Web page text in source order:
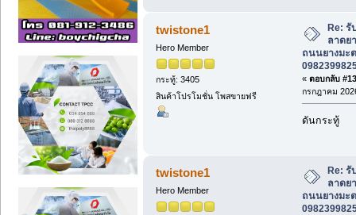
twistone1
Hero Member
กระทู้: 3405
สินค้าโปรโมชั่น โพสขายฟรี
Re: รั
ลาดย
ถนนยางมะ
« ตอบกลับ
กรกฎาคม
ดันกระทู้
twistone1
Hero Member
Re: รั
ลาดย
ถนนยางมะ